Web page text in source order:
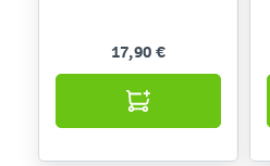
17,90 €